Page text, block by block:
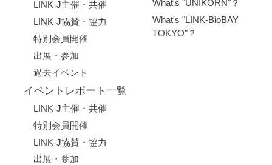
LINK-J主催・共催
LINK-J協賛・協力
特別会員開催
出展・参加
過去イベント
イベントレポート一覧
LINK-J主催・共催
特別会員開催
LINK-J協賛・協力
出展・参加
What's "UNIKORN"？
What's "LINK-BioBAY
TOKYO"？